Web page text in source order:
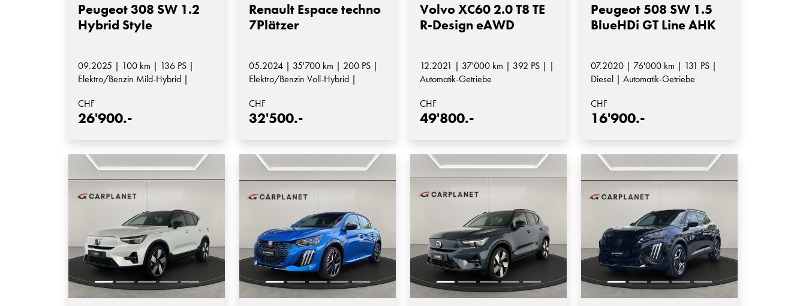
Peugeot 308 SW 1.2
Hybrid Style
09.2025 | 100 km | 136 PS |
Elektro/Benzin Mild-Hybrid |
CHF
26'900.-
Renault Espace techno
7Plätzer
05.2024 | 35'700 km | 200 PS |
Elektro/Benzin Voll-Hybrid |
CHF
32'500.-
Volvo XC60 2.0 T8 TE
R-Design eAWD
12.2021 | 37'000 km | 392 PS | |
Automatik-Getriebe
CHF
49'800.-
Peugeot 508 SW 1.5
BlueHDi GT Line AHK
07.2020 | 76'000 km | 131 PS |
Diesel | Automatik-Getriebe
CHF
16'900.-